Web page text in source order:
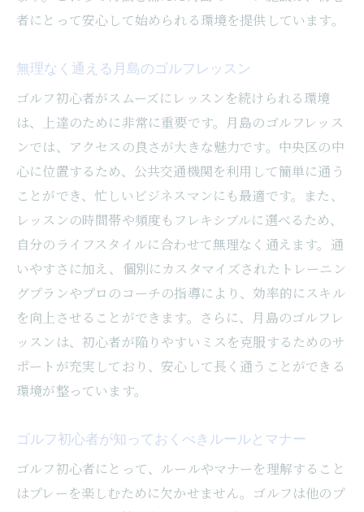
休日に手軽にゴルフを楽しむためのヒント
ット
アクセス良好な施設で効率的に練習
公共交通機関利用で時間を有効活用
忙しい中でも続けられるゴルフ習慣
体幹強化も可能月島のゴルフ施設で健康維持
ゴルフで体幹を鍛えるためのエクササイズ
紹介
健康維持に役立つゴルフのフィジカルトレ
ーニング
月島で体幹強化を目指すゴルフレッスン
ケガ予防のためのストレッチとトレーニン
グ
ゴルフを通じた健康維持の新しいアプロー
体力と技術、両方を鍛えるゴルフプログラ
口コミで選ぶ月島のゴルフトレーナー比較ガイ
者にとって安心して始められる環境を提供しています。
無理なく通える月島のゴルフレッスン
ゴルフ初心者がスムーズにレッスンを続けられる環境
は、上達のために非常に重要です。月島のゴルフレッス
ンでは、アクセスの良さが大きな魅力です。中央区の中
心に位置するため、公共交通機関を利用して簡単に通う
ことができ、忙しいビジネスマンにも最適です。また、
レッスンの時間帯や頻度もフレキシブルに選べるため、
自分のライフスタイルに合わせて無理なく通えます。通
いやすさに加え、個別にカスタマイズされたトレーニン
グプランやプロのコーチの指導により、効率的にスキル
を向上させることができます。さらに、月島のゴルフレ
ッスンは、初心者が陥りやすいミスを克服するためのサ
ポートが充実しており、安心して長く通うことができる
環境が整っています。
ゴルフ初心者が知っておくべきルールとマナー
ゴルフ初心者にとって、ルールやマナーを理解すること
はプレーを楽しむために欠かせません。ゴルフは他のプ